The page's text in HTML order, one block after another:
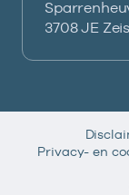
3708 JE
Privacy- en